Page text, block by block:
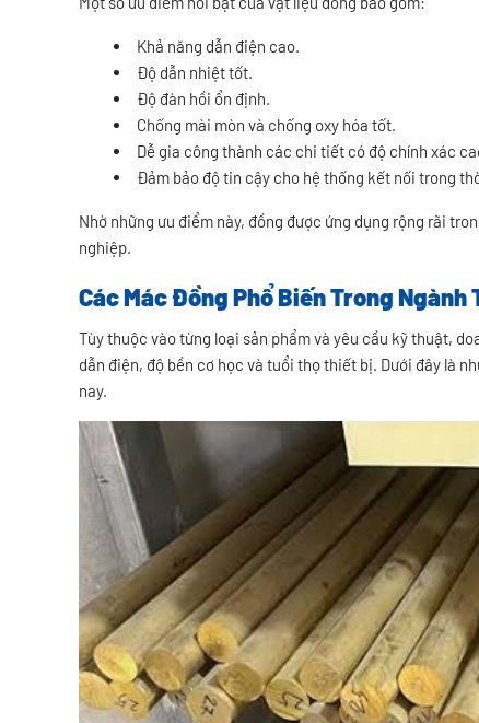
Khả năng dẫn điện cao.
Độ dẫn nhiệt tốt.
Độ đàn hồi ổn định.
Chống mài mòn và chống oxy hóa tốt.
Dễ gia công thành các chi tiết có độ chính xác
Đảm bảo độ tin cậy cho hệ thống kết nối trong
Nhờ những ưu điểm này, đồng được ứng dụng rộng rãi
nghiệp.
Các Mác Đồng Phổ Biến Trong Ngành
Tùy thuộc vào từng loại sản phẩm và yêu cầu kỹ thuật,
dẫn điện, độ bền cơ học và tuổi thọ thiết bị. Dưới đây là
nay.